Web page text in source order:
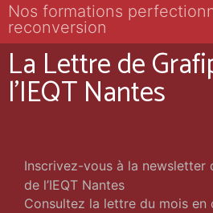
Nos formations
reconversion
La Lettre de
l'IEQT Nantes
Inscrivez-vous à la newsletter
de l’IEQT Nantes
Consultez la lettre du mois en